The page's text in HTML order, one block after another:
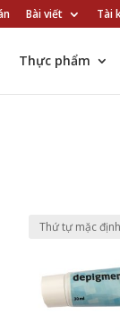
Bài viết Tài
Thực phẩm